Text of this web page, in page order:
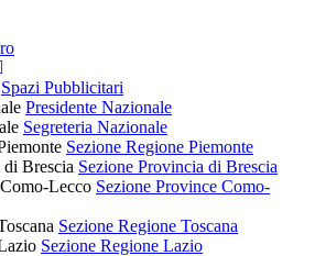
Spazi Pubblicitari
Presidente Nazionale
Segreteria Nazionale
Sezione Regione Piemonte
di Brescia Sezione Provincia di Brescia
Lecco Sezione Province Como-
Sezione Regione Toscana
Sezione Regione Lazio